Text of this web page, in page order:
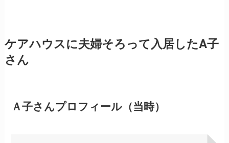
ケアハウスに夫婦そろって入居したA子
さん
Ａ子さんプロフィール（当時）